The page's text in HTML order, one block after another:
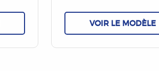
VOIR LE MODÈLE